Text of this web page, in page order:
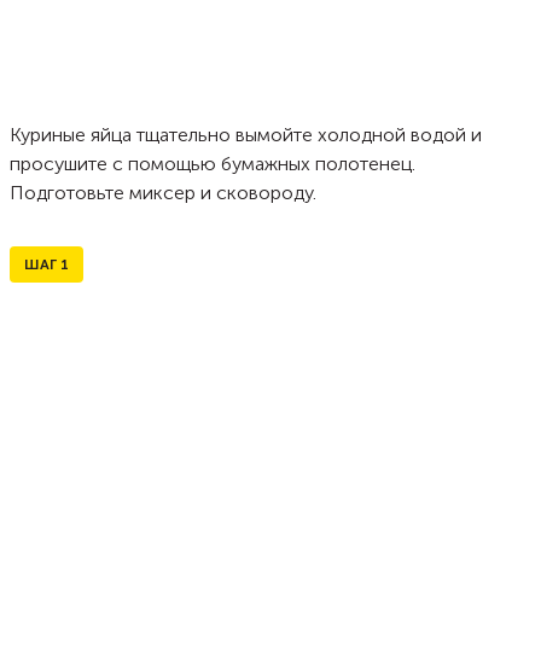
Куриные яйца тщательно вымойте холодной водой и
просушите с помощью бумажных полотенец.
Подготовьте миксер и сковороду.
ШАГ 1